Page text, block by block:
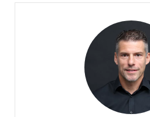
Chudy Loïc
VENTE
+41 79 524 72 19